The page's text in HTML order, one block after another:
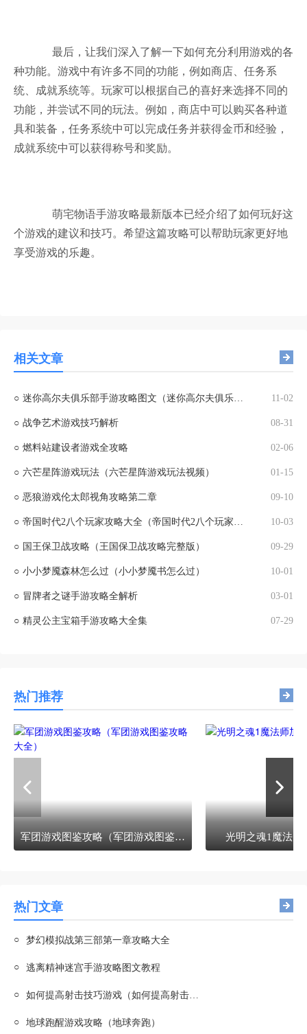
最后，让我们深入了解一下如何充分利用游戏的各
种功能。游戏中有许多不同的功能，例如商店、任务系
统、成就系统等。玩家可以根据自己的喜好来选择不同的
功能，并尝试不同的玩法。例如，商店中可以购买各种道
具和装备，任务系统中可以完成任务并获得金币和经验，
成就系统中可以获得称号和奖励。
萌宅物语手游攻略最新版本已经介绍了如何玩好这
个游戏的建议和技巧。希望这篇攻略可以帮助玩家更好地
享受游戏的乐趣。
相关文章
○ 迷你高尔夫俱乐部手游攻略图文（迷你高尔夫俱乐部手游攻略图文版） 11-02
○ 战争艺术游戏技巧解析 08-31
○ 燃料站建设者游戏全攻略 02-06
○ 六芒星阵游戏玩法（六芒星阵游戏玩法视频） 01-15
○ 恶狼游戏伦太郎视角攻略第二章 09-10
○ 帝国时代2八个玩家攻略大全（帝国时代2八个玩家攻略大全图解） 10-03
○ 国王保卫战攻略（王国保卫战攻略完整版） 09-29
○ 小小梦魇森林怎么过（小小梦魇书怎么过） 10-01
○ 冒牌者之谜手游攻略全解析 03-01
○ 精灵公主宝箱手游攻略大全集 07-29
热门推荐
军团游戏图鉴攻略（军团游戏图鉴攻略大全） 光明之魂1魔法师
热门文章
○ 梦幻模拟战第三部第一章攻略大全
○ 逃离精神迷宫手游攻略图文教程
○ 如何提高射击技巧游戏（如何提高射击技巧游戏的灵敏度）
○ 地球跑醒游戏攻略（地球奔跑）